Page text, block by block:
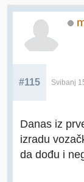
#115 Svibanj
Danas iz
izradu
da dođu i